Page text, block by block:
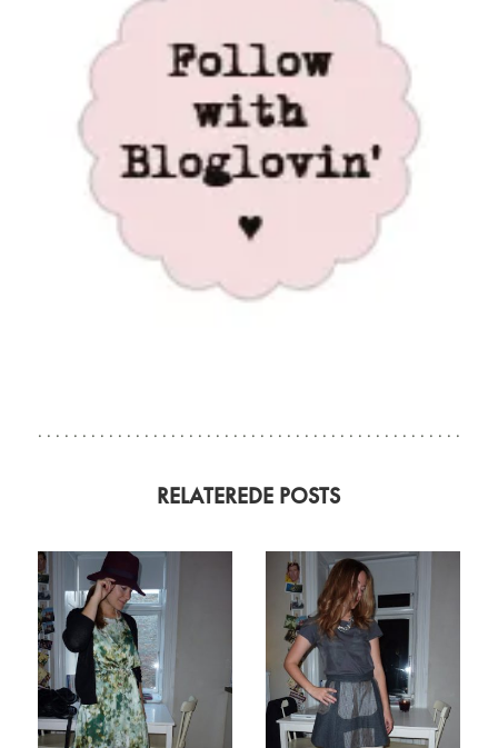
RELATEREDE POSTS